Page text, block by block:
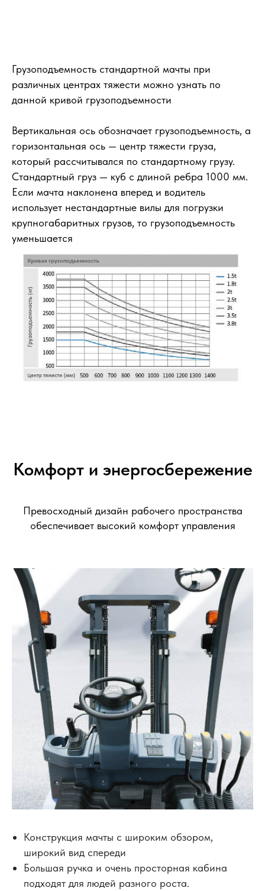
Грузоподъемность стандартной мачты при
различных центрах тяжести можно узнать по
данной кривой грузоподъемности
Вертикальная ось обозначает грузоподъемность, а
горизонтальная ось — центр тяжести груза,
который рассчитывался по стандартному грузу.
Стандартный груз — куб с длиной ребра 1000 мм.
Если мачта наклонена вперед и водитель
использует нестандартные вилы для погрузки
крупногабаритных грузов, то грузоподъемность
уменьшается
Комфорт и энергосбережение
Превосходный дизайн рабочего пространства
обеспечивает высокий комфорт управления
Конструкция мачты с широким обзором,
широкий вид спереди
Большая ручка и очень просторная кабина
подходят для людей разного роста.